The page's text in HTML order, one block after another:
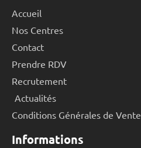
Accueil
Nos Centres
Contact
Prendre RDV
Recrutement
Actualités
Conditions Générales de Vente
Informations